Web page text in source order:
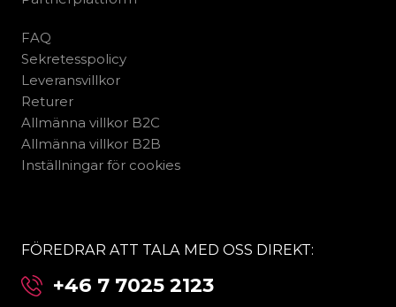
FAQ
Sekretesspolicy
Leveransvillkor
Returer
Allmänna villkor B2C
Allmänna villkor B2B
Inställningar för cookies
FÖREDRAR ATT TALA MED OSS DIREKT:
+46 7 7025 2123